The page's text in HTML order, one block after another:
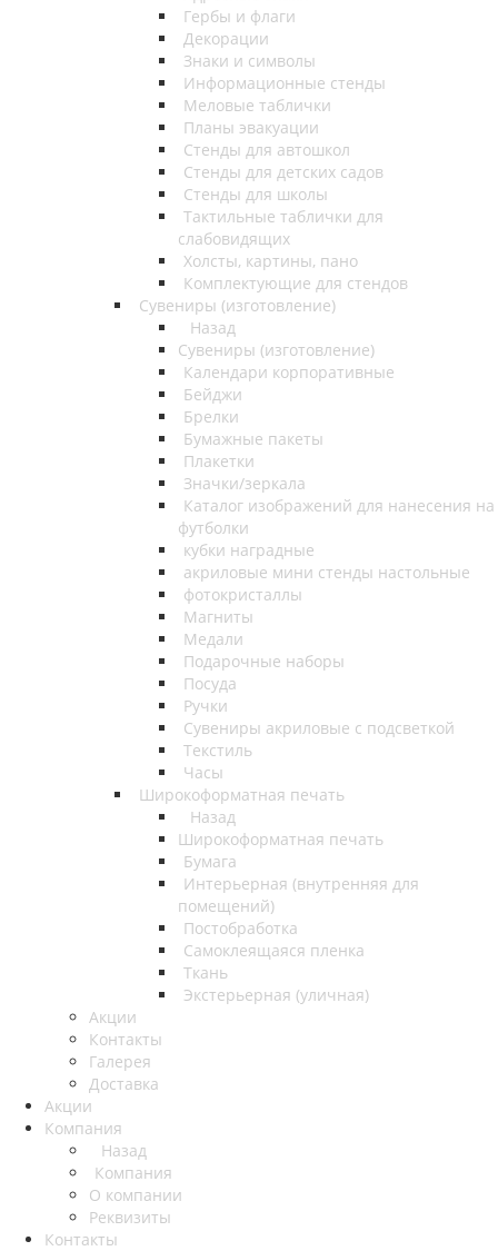
Гербы и флаги
Декорации
Знаки и символы
Информационные стенды
Меловые таблички
Планы эвакуации
Стенды для автошкол
Стенды для детских садов
Стенды для школы
Тактильные таблички для
слабовидящих
Холсты, картины, пано
Комплектующие для стендов
Сувениры (изготовление)
Назад
Сувениры (изготовление)
Календари корпоративные
Бейджи
Брелки
Бумажные пакеты
Плакетки
Значки/зеркала
Каталог изображений для нанесения на
футболки
кубки наградные
акриловые мини стенды настольные
фотокристаллы
Магниты
Медали
Подарочные наборы
Посуда
Ручки
Сувениры акриловые с подсветкой
Текстиль
Часы
Широкоформатная печать
Назад
Широкоформатная печать
Бумага
Интерьерная (внутренняя для
помещений)
Постобработка
Самоклеящаяся пленка
Ткань
Экстерьерная (уличная)
Акции
Контакты
Галерея
Доставка
Акции
Компания
Назад
Компания
О компании
Реквизиты
Контакты